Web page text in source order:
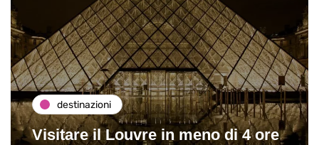
destinazioni
Visitare il Louvre in meno di 4 ore